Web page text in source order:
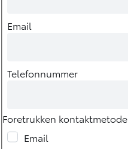
Email
Telefonnummer
Foretrukken kontaktmetode
Email